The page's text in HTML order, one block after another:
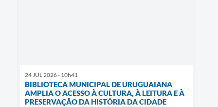
24 JUL 2026 - 10h41
BIBLIOTECA MUNICIPAL DE URUGUAIANA
AMPLIA O ACESSO À CULTURA, À LEITURA E À
PRESERVAÇÃO DA HISTÓRIA DA CIDADE